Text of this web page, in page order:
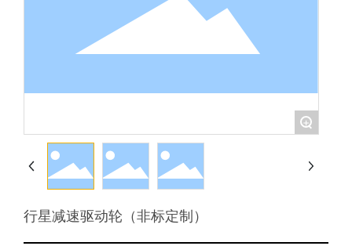
+
行星减速驱动轮（非标定制）